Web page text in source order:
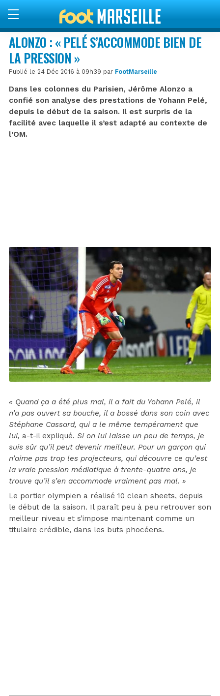
ALONZO : « PELÉ S’ACCOMMODE BIEN DE
LA PRESSION »
Publié le 24 Déc 2016 à 09h39 par FootMarseille
Dans les colonnes du Parisien, Jérôme Alonzo a
confié son analyse des prestations de Yohann Pelé,
depuis le début de la saison. Il est surpris de la
facilité avec laquelle il s’est adapté au contexte de
l’OM.
« Quand ça a été plus mal, il a fait du Yohann Pelé, il
n’a pas ouvert sa bouche, il a bossé dans son coin avec
Stéphane Cassard, qui a le même tempérament que
lui, a-t-il expliqué. Si on lui laisse un peu de temps, je
suis sûr qu’il peut devenir meilleur. Pour un garçon qui
n’aime pas trop les projecteurs, qui découvre ce qu’est
la vraie pression médiatique à trente-quatre ans, je
trouve qu’il s’en accommode vraiment pas mal. »
Le portier olympien a réalisé 10 clean sheets, depuis
le début de la saison. Il paraît peu à peu retrouver son
meilleur niveau et s’impose maintenant comme un
titulaire crédible, dans les buts phocéens.